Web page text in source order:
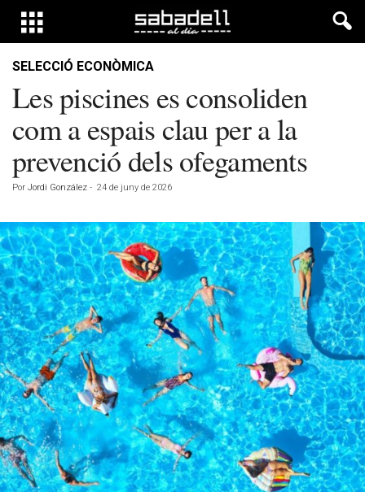
SELECCIÓ ECONÒMICA
Les piscines es consoliden
com a espais clau per a la
prevenció dels ofegaments
Por Jordi González - 24 de juny de 2026